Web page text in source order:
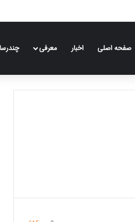
صفحه اصلی اخبار معرفی